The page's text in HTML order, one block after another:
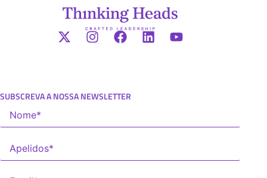
SUBSCREVA A NOSSA NEWSLETTER